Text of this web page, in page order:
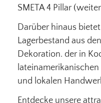
SMETA 4 Pillar
Darüber hinaus
Lagerbestand aus
Dekoration. der in
und lokalen
Entdecke unsere